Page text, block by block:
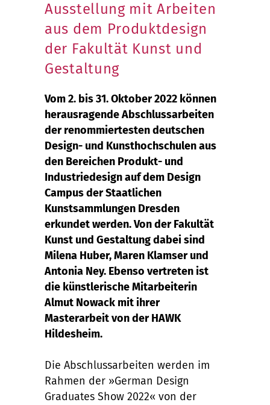
Ausstellung mit Arbeiten
aus dem Produktdesign
der Fakultät Kunst und
Gestaltung
Vom 2. bis 31. Oktober 2022 können
herausragende Abschlussarbeiten
der renommiertesten deutschen
Design- und Kunsthochschulen aus
den Bereichen Produkt- und
Industriedesign auf dem Design
Campus der Staatlichen
Kunstsammlungen Dresden
erkundet werden. Von der Fakultät
Kunst und Gestaltung dabei sind
Milena Huber, Maren Klamser und
Antonia Ney. Ebenso vertreten ist
die künstlerische Mitarbeiterin
Almut Nowack mit ihrer
Masterarbeit von der HAWK
Hildesheim.
Die Abschlussarbeiten werden im
Rahmen der »German Design
Graduates Show 2022« von der